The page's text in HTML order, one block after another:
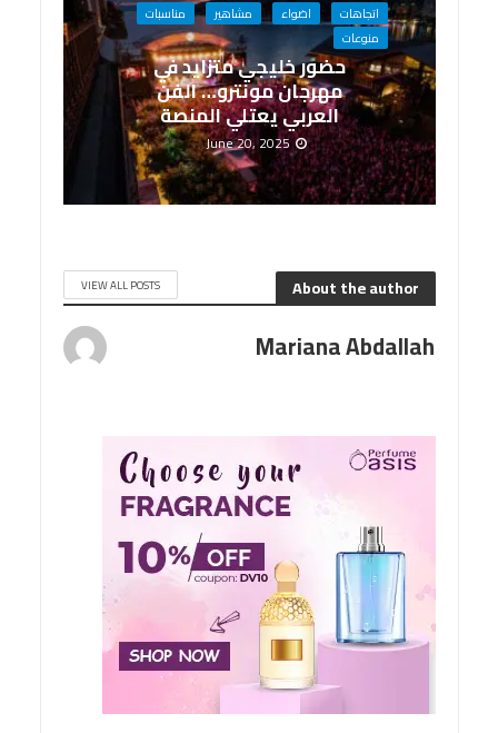
اتجاهات اضواء مشاهير
مناسبات
منوعات
حضور خليجي متزايد في
مهرجان مونترو… الفن
العربي يعتلي المنصة
June 20, 2025
About the author
VIEW ALL POSTS
Mariana Abdallah